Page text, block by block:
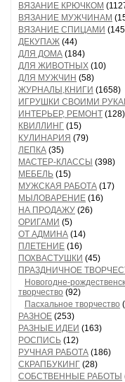
ВЯЗАНИЕ КРЮЧКОМ
ВЯЗАНИЕ МУЖЧИНАМ
ВЯЗАНИЕ СПИЦАМИ
ДЕКУПАЖ (44)
ДЛЯ ДОМА (184)
ДЛЯ ЖИВОТНЫХ (10)
ДЛЯ МУЖЧИН (58)
ЖУРНАЛЫ,КНИГИ (1658)
ИГРУШКИ СВОИМИ
ИНТЕРЬЕР, РЕМОНТ (128)
КВИЛЛИНГ (15)
КУЛИНАРИЯ (79)
ЛЕПКА (35)
МАСТЕР-КЛАССЫ (398)
МЕБЕЛЬ (15)
МУЖСКАЯ РАБОТА (17)
МЫЛОВАРЕНИЕ (16)
НА ПРОДАЖУ (26)
ОРИГАМИ (5)
ОТ АДМИНА (14)
ПЛЕТЕНИЕ (16)
ПОХВАСТУШКИ (45)
ПРАЗДНИЧНОЕ
Новогодне-
творчество (92)
Пасхальное творчество
РАЗНОЕ (253)
РАЗНЫЕ ИДЕИ (163)
РОСПИСЬ (12)
РУЧНАЯ РАБОТА (186)
СКРАПБУКИНГ (28)
СОБСТВЕННЫЕ РАБОТЫ